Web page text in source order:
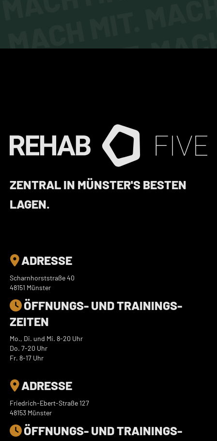
MACH MIT.
ZENTRAL IN MÜNSTER'S BESTEN
LAGEN.
 ADRESSE
Scharnhorststraße 40
48151 Münster
 ADRESSE
Friedrich-Ebert-Straße 127
48153 Münster
ÖFFNUNGS- UND TRAININGS­
ZEITEN
Mo., Di. und Mi. 8-20 Uhr
Do. 7-20 Uhr
Fr. 8-17 Uhr
ÖFFNUNGS- UND TRAININGS­